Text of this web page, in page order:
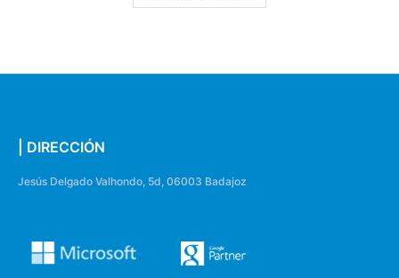
| DIRECCIÓN
Jesús Delgado Valhondo, 5d, 06003 Badajoz